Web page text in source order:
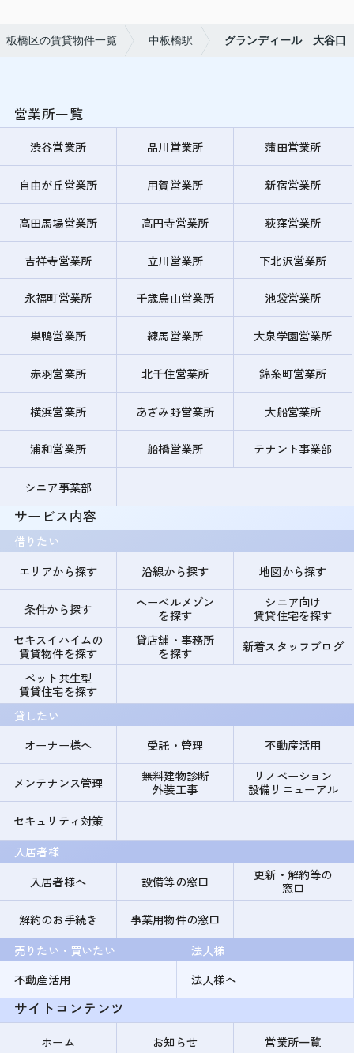
板橋区の賃貸物件一覧 中板橋駅 グランディール 大谷口
営業所一覧
渋谷営業所 品川営業所 蒲田営業所
自由が丘営業所 用賀営業所 新宿営業所
高田馬場営業所 高円寺営業所 荻窪営業所
吉祥寺営業所 立川営業所 下北沢営業所
永福町営業所 千歳烏山営業所 池袋営業所
巣鴨営業所 練馬営業所 大泉学園営業所
赤羽営業所 北千住営業所 錦糸町営業所
横浜営業所 あざみ野営業所 大船営業所
浦和営業所 船橋営業所 テナント事業部
シニア事業部
サービス内容
借りたい
エリアから探す
沿線から探す 地図から探す
条件から探す
ヘーベルメゾン
を探す
シニア向け
賃貸住宅を探す
セキスイハイムの
賃貸物件を探す
貸店舗・事務所
を探す
新着スタッフブログ
ペット共生型
賃貸住宅を探す
貸したい
オーナー様へ
受託・管理 不動産活用
メンテナンス管理
無料建物診断
外装工事
リノベーション
設備リニューアル
セキュリティ対策
入居者様
入居者様へ
設備等の窓口
更新・解約等の
窓口
解約のお手続き
事業用物件の窓口
売りたい・買いたい
不動産活用
法人様
法人様へ
サイトコンテンツ
ホーム お知らせ 営業所一覧